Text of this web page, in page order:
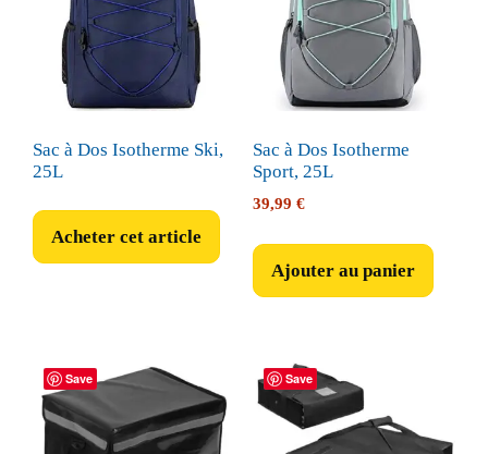
Sac à Dos Isotherme Ski,
25L
Acheter cet article
Sac à Dos Isotherme
Sport, 25L
39,99 €
Ajouter au panier
Save Save